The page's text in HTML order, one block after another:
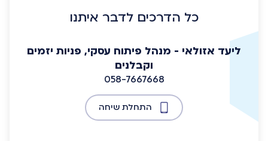
כל הדרכים לדבר איתנו
ליעד אזולאי - מנהל פיתוח עסקי, פניות יזמים
וקבלנים
058-7667668
התחלת שיחה